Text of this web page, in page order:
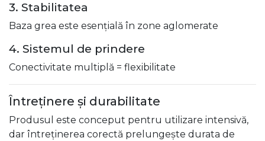
3. Stabilitatea
Baza grea este esențială în zone aglomerate
4. Sistemul de prindere
Conectivitate multiplă = flexibilitate
Întreținere și durabilitate
Produsul este conceput pentru utilizare intensivă,
dar întreținerea corectă prelungește durata de